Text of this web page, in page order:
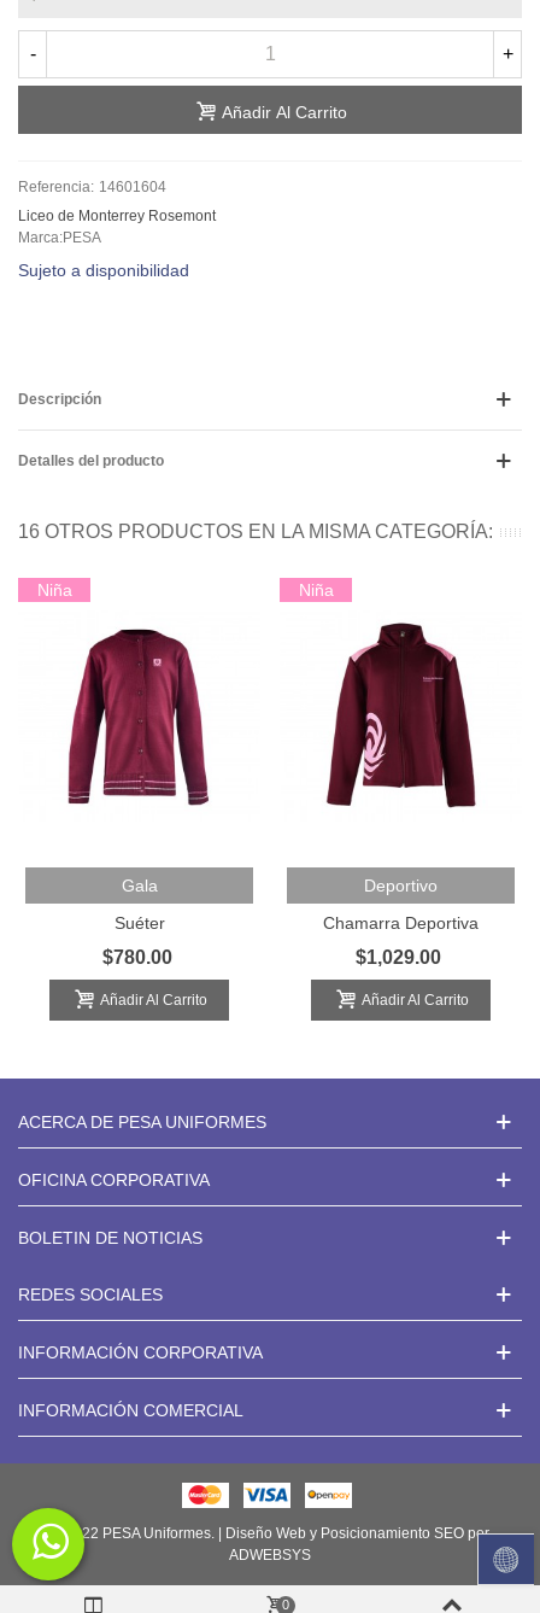
- +
Añadir Al Carrito
Referencia: 14601604
Liceo de Monterrey Rosemont
Marca:PESA
Sujeto a disponibilidad
Descripción
Detalles del producto
16 OTROS PRODUCTOS EN LA MISMA CATEGORÍA:
Niña
Gala
Suéter
$780.00
Añadir Al Carrito
Niña
Deportivo
Chamarra Deportiva
$1,029.00
Añadir Al Carrito
ACERCA DE PESA UNIFORMES
OFICINA CORPORATIVA
REDES SOCIALES
INFORMACIÓN CORPORATIVA
INFORMACIÓN COMERCIAL
BOLETIN DE NOTICIAS
© 2022 PESA Uniformes. | Diseño Web y Posicionamiento SEO por
ADWEBSYS
0